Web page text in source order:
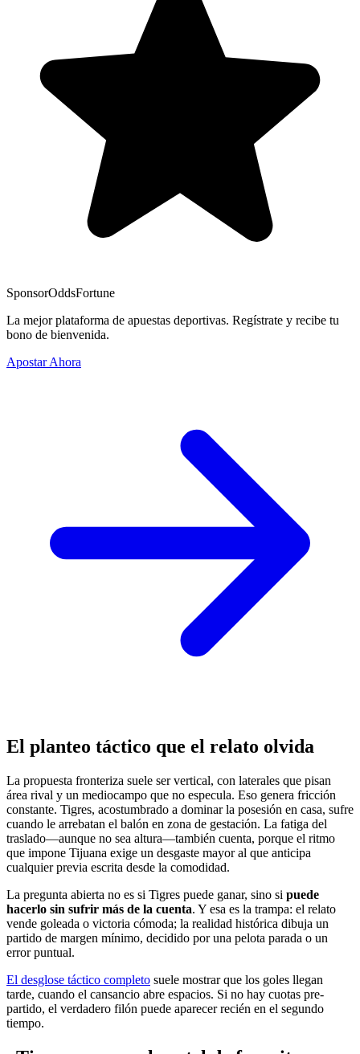
SponsorOddsFortune
La mejor plataforma de apuestas deportivas. Regístrate y recibe tu
bono de bienvenida.
Apostar Ahora
El planteo táctico que el relato olvida
La propuesta fronteriza suele ser vertical, con laterales que pisan
área rival y un mediocampo que no especula. Eso genera fricción
constante. Tigres, acostumbrado a dominar la posesión en casa, sufre
cuando le arrebatan el balón en zona de gestación. La fatiga del
traslado—aunque no sea altura—también cuenta, porque el ritmo
que impone Tijuana exige un desgaste mayor al que anticipa
cualquier previa escrita desde la comodidad.
La pregunta abierta no es si Tigres puede ganar, sino si puede
hacerlo sin sufrir más de la cuenta. Y esa es la trampa: el relato
vende goleada o victoria cómoda; la realidad histórica dibuja un
partido de margen mínimo, decidido por una pelota parada o un
error puntual.
El desglose táctico completo suele mostrar que los goles llegan
tarde, cuando el cansancio abre espacios. Si no hay cuotas pre-
partido, el verdadero filón puede aparecer recién en el segundo
tiempo.